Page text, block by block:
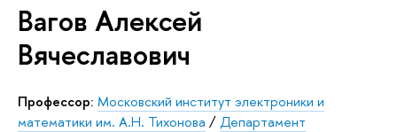
Вагов Алексей
Вячеславович
Профессор: Московский институт электроники и
математики им. А.Н. Тихонова /Департамент